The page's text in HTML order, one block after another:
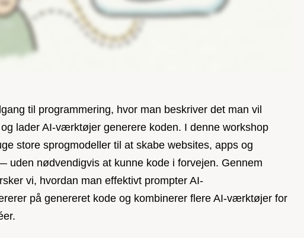
til programmering, hvor man beskriver det man vil
lader AI-værktøjer generere koden. I denne workshop
store sprogmodeller til at skabe websites, apps og
uden nødvendigvis at kunne kode i forvejen. Gennem
vi, hvordan man effektivt prompter AI-
på genereret kode og kombinerer flere AI-værktøjer for